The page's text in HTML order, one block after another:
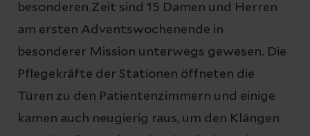
besonderen Zeit sind 15 Damen und Herren
am ersten Adventswochenende in
besonderer Mission unterwegs gewesen. Die
Pflegekräfte der Stationen öffneten die
Türen zu den Patientenzimmern und einige
kamen auch neugierig raus, um den Klängen